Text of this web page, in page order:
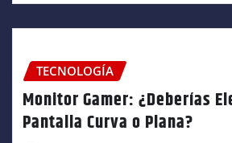
TECNOLOGÍA
Monitor Gamer: ¿Deberías
Pantalla Curva o Plana?